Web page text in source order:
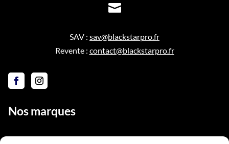

SAV : sav@blackstarpro.fr
Revente : contact@blackstarpro.fr
Nos marques